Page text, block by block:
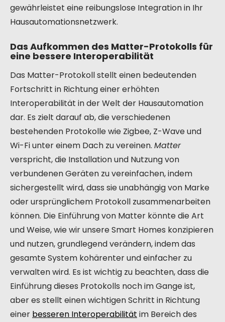
gewährleistet eine reibungslose Integration in Ihr
Hausautomationsnetzwerk.
Das Aufkommen des Matter-Protokolls für
eine bessere Interoperabilität
Das Matter-Protokoll stellt einen bedeutenden
Fortschritt in Richtung einer erhöhten
Interoperabilität in der Welt der Hausautomation
dar. Es zielt darauf ab, die verschiedenen
bestehenden Protokolle wie Zigbee, Z-Wave und
Wi-Fi unter einem Dach zu vereinen. Matter
verspricht, die Installation und Nutzung von
verbundenen Geräten zu vereinfachen, indem
sichergestellt wird, dass sie unabhängig von Marke
oder ursprünglichem Protokoll zusammenarbeiten
können. Die Einführung von Matter könnte die Art
und Weise, wie wir unsere Smart Homes konzipieren
und nutzen, grundlegend verändern, indem das
gesamte System kohärenter und einfacher zu
verwalten wird. Es ist wichtig zu beachten, dass die
Einführung dieses Protokolls noch im Gange ist,
aber es stellt einen wichtigen Schritt in Richtung
einer besseren Interoperabilität im Bereich des